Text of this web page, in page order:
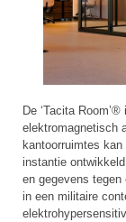
De ‘Tacita
elektromagnetisch
kantoorruimtes
instantie
en gegevens tegen
in een militaire